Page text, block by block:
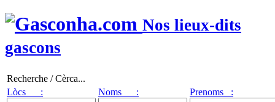
Nos lieux-dits
gascons
Recherche / Cèrca...
Lòcs :
Noms : Prenoms :